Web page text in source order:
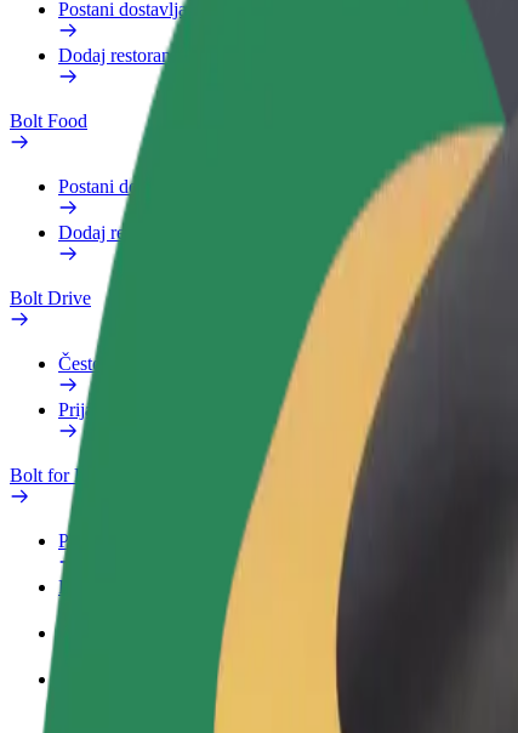
Postani dostavljač
Dodaj restoran ili trgovinu
Bolt Food
Postani dostavljač
Dodaj restoran ili trgovinu
Bolt Drive
Često postavljana pitanja
Prijavi vozilo
Bolt for Business
Pogodnosti
Poslovni profil
Bolt Food za poslovne korisnike